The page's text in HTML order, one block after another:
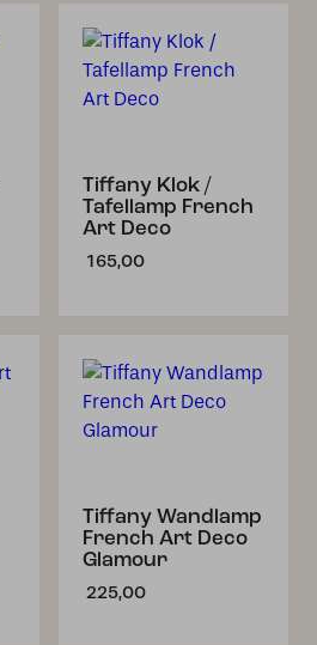
Tiffany Klok /
Tafellamp French
Art Deco
165,00
Tiffany Wandlamp
French Art Deco
Glamour
225,00